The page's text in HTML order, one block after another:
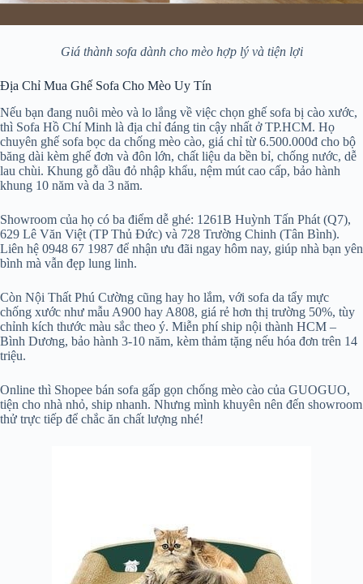
Giá thành sofa dành cho mèo hợp lý và tiện lợi
Địa Chỉ Mua Ghế Sofa Cho Mèo Uy Tín
Nếu bạn đang nuôi mèo và lo lắng về việc chọn ghế sofa bị cào xước,
thì Sofa Hồ Chí Minh là địa chỉ đáng tin cậy nhất ở TP.HCM. Họ
chuyên ghế sofa bọc da chống mèo cào, giá chỉ từ 6.500.000đ cho bộ
băng dài kèm ghế đơn và đôn lớn, chất liệu da bền bỉ, chống nước, dễ
lau chùi. Khung gỗ dầu đỏ nhập khẩu, nệm mút cao cấp, bảo hành
khung 10 năm và da 3 năm.
Showroom của họ có ba điểm dễ ghé: 1261B Huỳnh Tấn Phát (Q7),
629 Lê Văn Việt (TP Thủ Đức) và 728 Trường Chinh (Tân Bình).
Liên hệ 0948 67 1987 để nhận ưu đãi ngay hôm nay, giúp nhà bạn yên
bình mà vẫn đẹp lung linh.
Còn Nội Thất Phú Cường cũng hay ho lắm, với sofa da tẩy mực
chống xước như mẫu A900 hay A808, giá rẻ hơn thị trường 50%, tùy
chỉnh kích thước màu sắc theo ý. Miễn phí ship nội thành HCM –
Bình Dương, bảo hành 3-10 năm, kèm thảm tặng nếu hóa đơn trên 14
triệu.
Online thì Shopee bán sofa gấp gọn chống mèo cào của GUOGUO,
tiện cho nhà nhỏ, ship nhanh. Nhưng mình khuyên nên đến showroom
thử trực tiếp để chắc ăn chất lượng nhé!